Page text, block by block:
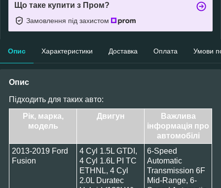
Що таке купити з Пром?
Замовлення під захистом
Опис Характеристики Доставка Оплата Умови
Опис
Підходить для таких авто:
Рік, марка,
модель
Двигун
Важлива
інформація про
автомобілі
2013-2019 Ford
Fusion
4 Cyl 1.5L GTDI,
4 Cyl 1.6L PI TC
ETHNL, 4 Cyl
2.0L Duratec
6-Speed
Automatic
Transmission 6F
Mid-Range, 6-